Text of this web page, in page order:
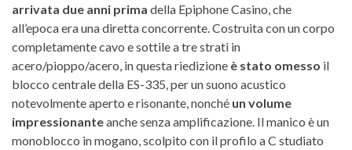
arrivata due anni prima della Epiphone Casino, che
all’epoca era una diretta concorrente. Costruita con un corpo
completamente cavo e sottile a tre strati in
acero/pioppo/acero, in questa riedizione è stato omesso il
blocco centrale della ES-335, per un suono acustico
notevolmente aperto e risonante, nonché un volume
impressionanteanche senza amplificazione. Il manico è un
monoblocco in mogano, scolpito con il profilo a C studiato